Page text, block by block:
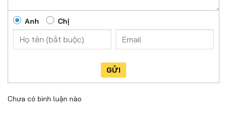
Anh Chị
GỬI
Chưa có bình luận nào